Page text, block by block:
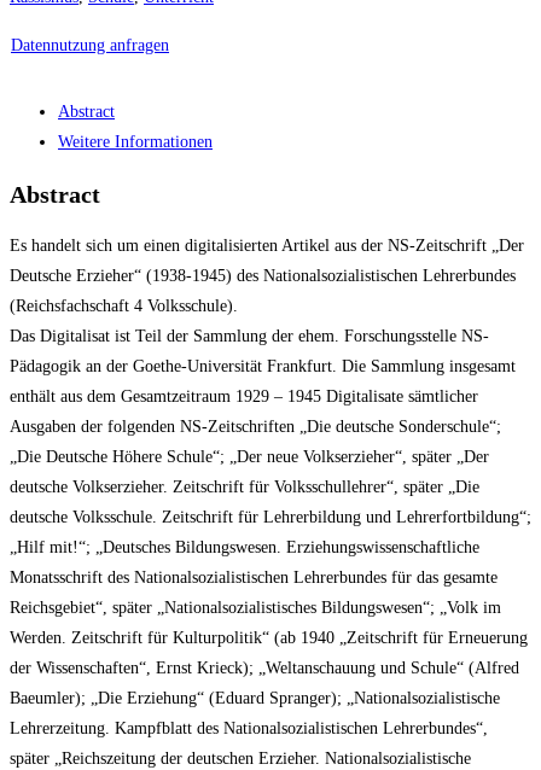
Datennutzung anfragen
Abstract
Weitere Informationen
Abstract
Es handelt sich um einen digitalisierten Artikel aus der NS-Zeitschrift „Der
Deutsche Erzieher“ (1938-1945) des Nationalsozialistischen Lehrerbundes
(Reichsfachschaft 4 Volksschule).
Das Digitalisat ist Teil der Sammlung der ehem. Forschungsstelle NS-
Pädagogik an der Goethe-Universität Frankfurt. Die Sammlung insgesamt
enthält aus dem Gesamtzeitraum 1929 – 1945 Digitalisate sämtlicher
Ausgaben der folgenden NS-Zeitschriften „Die deutsche Sonderschule“;
„Die Deutsche Höhere Schule“; „Der neue Volkserzieher“, später „Der
deutsche Volkserzieher. Zeitschrift für Volksschullehrer“, später „Die
deutsche Volksschule. Zeitschrift für Lehrerbildung und Lehrerfortbildung“;
„Hilf mit!“; „Deutsches Bildungswesen. Erziehungswissenschaftliche
Monatsschrift des Nationalsozialistischen Lehrerbundes für das gesamte
Reichsgebiet“, später „Nationalsozialistisches Bildungswesen“; „Volk im
Werden. Zeitschrift für Kulturpolitik“ (ab 1940 „Zeitschrift für Erneuerung
der Wissenschaften“, Ernst Krieck); „Weltanschauung und Schule“ (Alfred
Baeumler); „Die Erziehung“ (Eduard Spranger); „Nationalsozialistische
Lehrerzeitung. Kampfblatt des Nationalsozialistischen Lehrerbundes“,
später „Reichszeitung der deutschen Erzieher. Nationalsozialistische